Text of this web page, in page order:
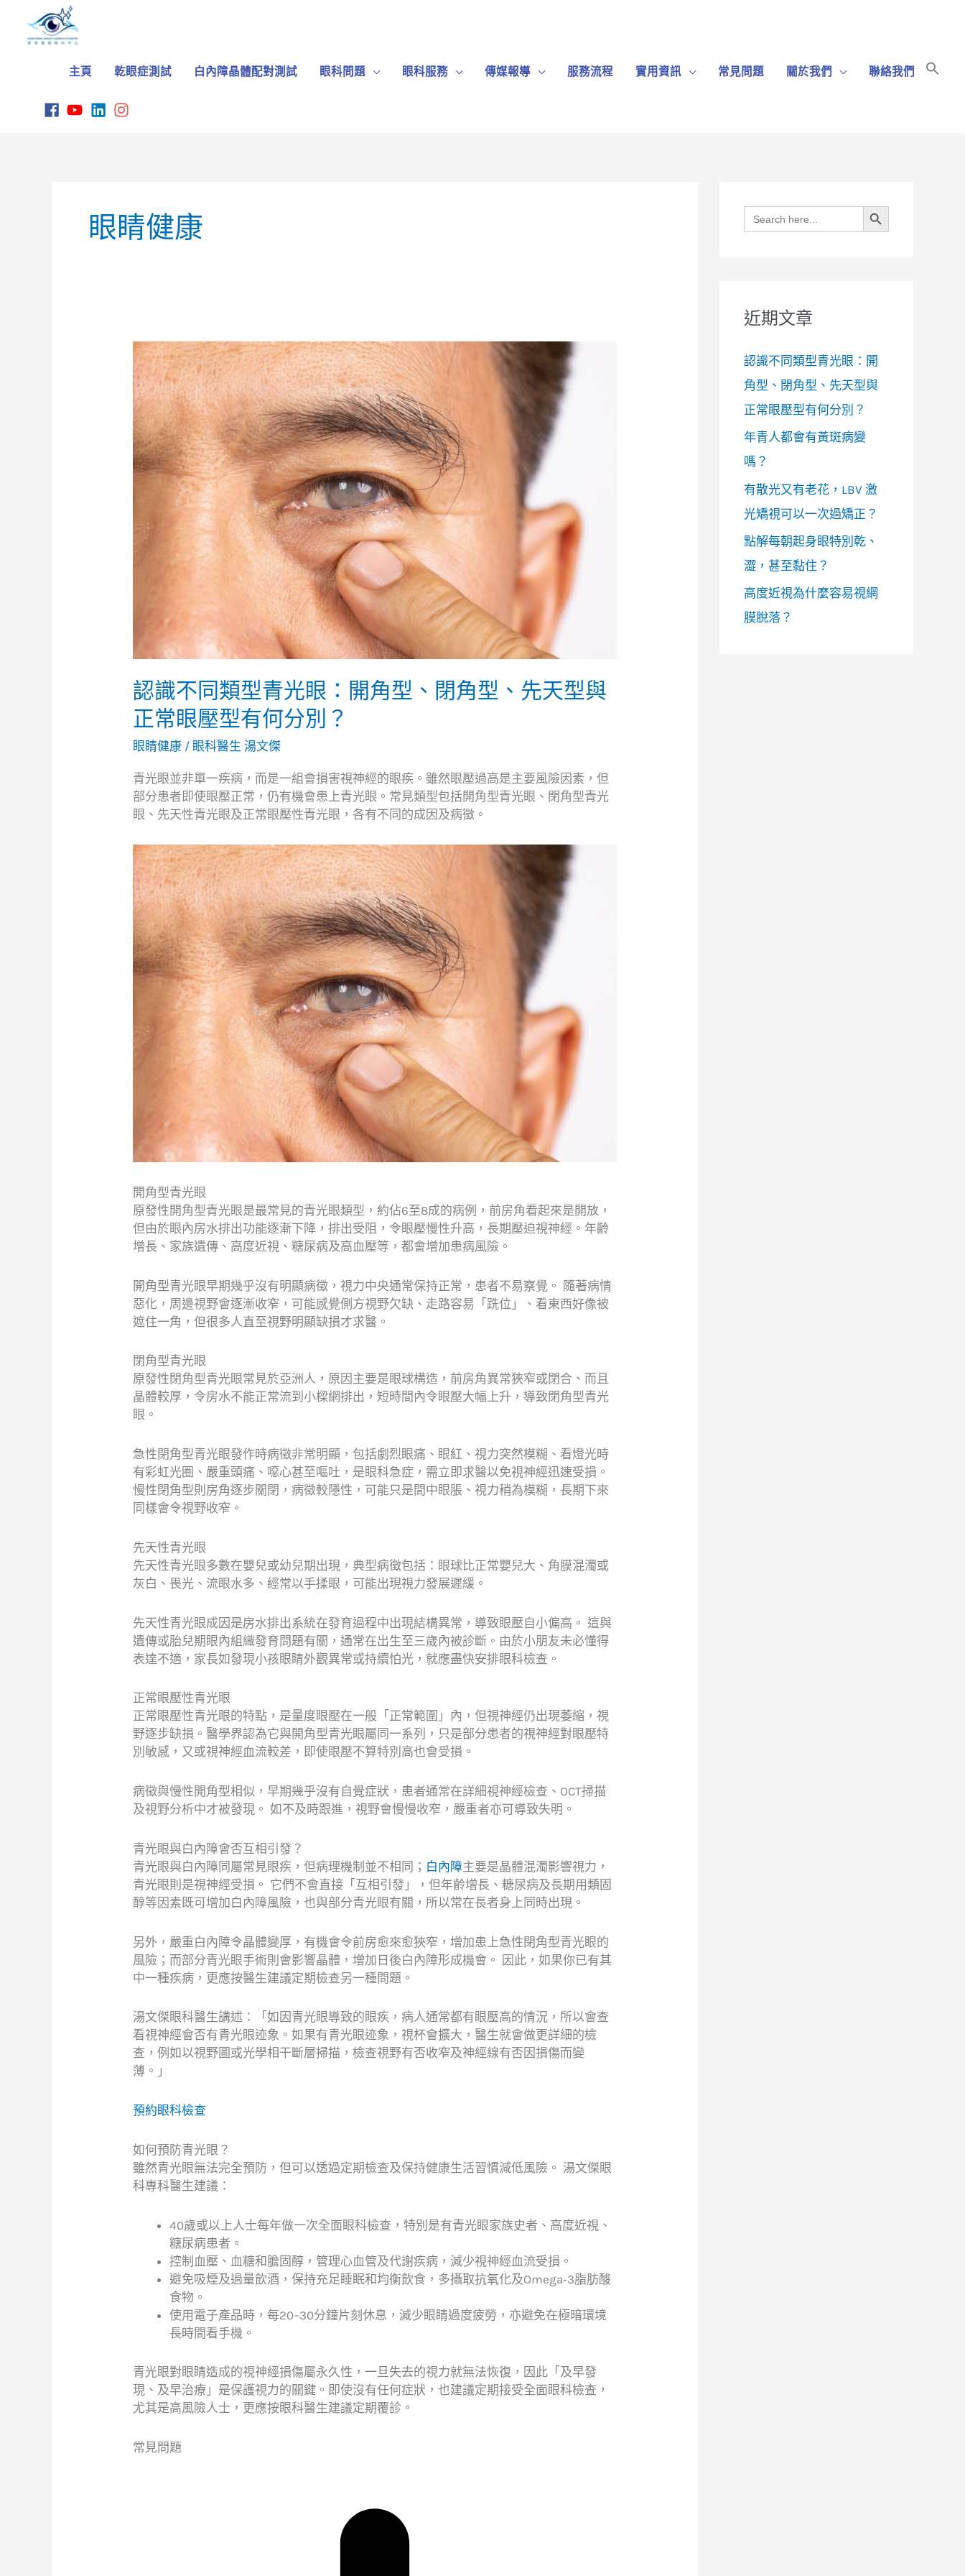
content
主頁 乾眼症測試 白內障晶體配對測試 眼科問題 眼科服務 傳媒報導 服務流程 實用資訊 常見問題 關於我們 聯絡我們
眼睛健康
認識不同類型青光眼：開角型、閉角型、先天型與
正常眼壓型有何分別？
眼睛健康 / 眼科醫生 湯文傑
青光眼並非單一疾病，而是一組會損害視神經的眼疾。雖然眼壓過高是主要風險因素，但
部分患者即使眼壓正常，仍有機會患上青光眼。常見類型包括開角型青光眼、閉角型青光
眼、先天性青光眼及正常眼壓性青光眼，各有不同的成因及病徵。
開角型青光眼
原發性開角型青光眼是最常見的青光眼類型，約佔6至8成的病例，前房角看起來是開放，
但由於眼內房水排出功能逐漸下降，排出受阻，令眼壓慢性升高，長期壓迫視神經。年齡
增長、家族遺傳、高度近視、糖尿病及高血壓等，都會增加患病風險。
開角型青光眼早期幾乎沒有明顯病徵，視力中央通常保持正常，患者不易察覺。 隨著病情
惡化，周邊視野會逐漸收窄，可能感覺側方視野欠缺、走路容易「跣位」、看東西好像被
遮住一角，但很多人直至視野明顯缺損才求醫。
閉角型青光眼
原發性閉角型青光眼常見於亞洲人，原因主要是眼球構造，前房角異常狹窄或閉合、而且
晶體較厚，令房水不能正常流到小樑網排出，短時間內令眼壓大幅上升，導致閉角型青光
眼。
急性閉角型青光眼發作時病徵非常明顯，包括劇烈眼痛、眼紅、視力突然模糊、看燈光時
有彩虹光圈、嚴重頭痛、噁心甚至嘔吐，是眼科急症，需立即求醫以免視神經迅速受損。
慢性閉角型則房角逐步關閉，病徵較隱性，可能只是間中眼脹、視力稍為模糊，長期下來
同樣會令視野收窄。
先天性青光眼
先天性青光眼多數在嬰兒或幼兒期出現，典型病徵包括：眼球比正常嬰兒大、角膜混濁或
灰白、畏光、流眼水多、經常以手揉眼，可能出現視力發展遲緩。
先天性青光眼成因是房水排出系統在發育過程中出現結構異常，導致眼壓自小偏高。 這與
遺傳或胎兒期眼內組織發育問題有關，通常在出生至三歲內被診斷。由於小朋友未必懂得
表達不適，家長如發現小孩眼睛外觀異常或持續怕光，就應盡快安排眼科檢查。
正常眼壓性青光眼
正常眼壓性青光眼的特點，是量度眼壓在一般「正常範圍」內，但視神經仍出現萎縮，視
野逐步缺損。醫學界認為它與開角型青光眼屬同一系列，只是部分患者的視神經對眼壓特
別敏感，又或視神經血流較差，即使眼壓不算特別高也會受損。
病徵與慢性開角型相似，早期幾乎沒有自覺症狀，患者通常在詳細視神經檢查、OCT掃描
及視野分析中才被發現。 如不及時跟進，視野會慢慢收窄，嚴重者亦可導致失明。
青光眼與白內障會否互相引發？
青光眼與白內障同屬常見眼疾，但病理機制並不相同； 白內障主要是晶體混濁影響視力，
青光眼則是視神經受損。 它們不會直接「互相引發」，但年齡增長、糖尿病及長期用類固
醇等因素既可增加白內障風險，也與部分青光眼有關，所以常在長者身上同時出現。
另外，嚴重白內障令晶體變厚，有機會令前房愈來愈狹窄，增加患上急性閉角型青光眼的
風險；而部分青光眼手術則會影響晶體，增加日後白內障形成機會。 因此，如果你已有其
中一種疾病，更應按醫生建議定期檢查另一種問題。
湯文傑眼科醫生講述：「如因青光眼導致的眼疾，病人通常都有眼壓高的情況，所以會查
看視神經會否有青光眼迹象。如果有青光眼迹象，視杯會擴大，醫生就會做更詳細的檢
查，例如以視野圖或光學相干斷層掃描，檢查視野有否收窄及神經線有否因損傷而變
薄。」
預約眼科檢查
如何預防青光眼？
雖然青光眼無法完全預防，但可以透過定期檢查及保持健康生活習慣減低風險。 湯文傑眼
科專科醫生建議：
40歲或以上人士每年做一次全面眼科檢查，特別是有青光眼家族史者、高度近視、
糖尿病患者。
控制血壓、血糖和膽固醇，管理心血管及代謝疾病，減少視神經血流受損。
避免吸煙及過量飲酒，保持充足睡眠和均衡飲食，多攝取抗氧化及Omega‑3脂肪酸
食物。
使用電子產品時，每20–30分鐘片刻休息，減少眼睛過度疲勞，亦避免在極暗環境
長時間看手機。
青光眼對眼睛造成的視神經損傷屬永久性，一旦失去的視力就無法恢復，因此「及早發
現、及早治療」是保護視力的關鍵。即使沒有任何症狀，也建議定期接受全面眼科檢查，
尤其是高風險人士，更應按眼科醫生建議定期覆診。
常見問題
認
識
不
同
類
型
青
光
角
型、
正
常
眼
壓
有
何
分
Search
for:
Search Button
近期文章
認識不同類型青光眼：開
角型、閉角型、先天型與
正常眼壓型有何分別？
年青人都會有黃斑病變
嗎？
有散光又有老花，LBV 激
光矯視可以一次過矯正？
點解每朝起身眼特別乾、
澀，甚至黏住？
高度近視為什麼容易視網
膜脫落？